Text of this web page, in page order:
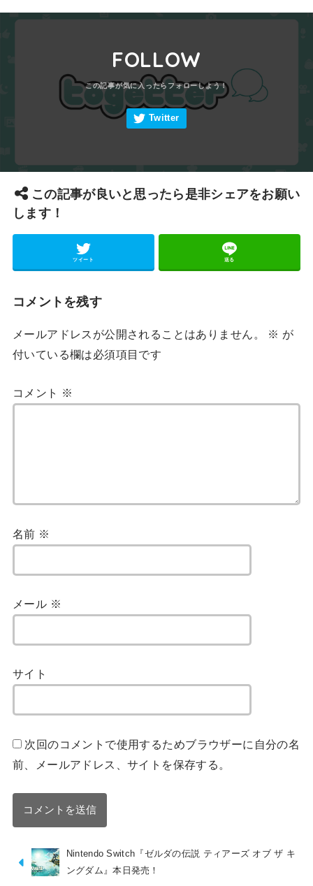
FOLLOW
この記事が良いと思ったら是非シェアをお願い
します！
ツイート 送る
コメントを残す
メールアドレスが公開されることはありません。 ※ が
付いている欄は必須項目です
コメント ※
名前 ※
メール ※
サイト
次回のコメントで使用するためブラウザーに自分の名
前、メールアドレス、サイトを保存する。
Nintendo Switch『ゼルダの伝説 ティアーズ オブ ザ キ
ングダム』本日発売！